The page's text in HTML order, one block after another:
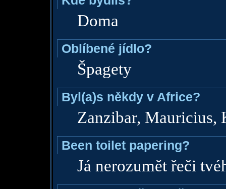
Doma
Oblíbené jídlo?
Špagety
Byl(a)s někdy v Africe?
Zanzibar, Mauricius,
Been toilet papering?
Já nerozumět řeči